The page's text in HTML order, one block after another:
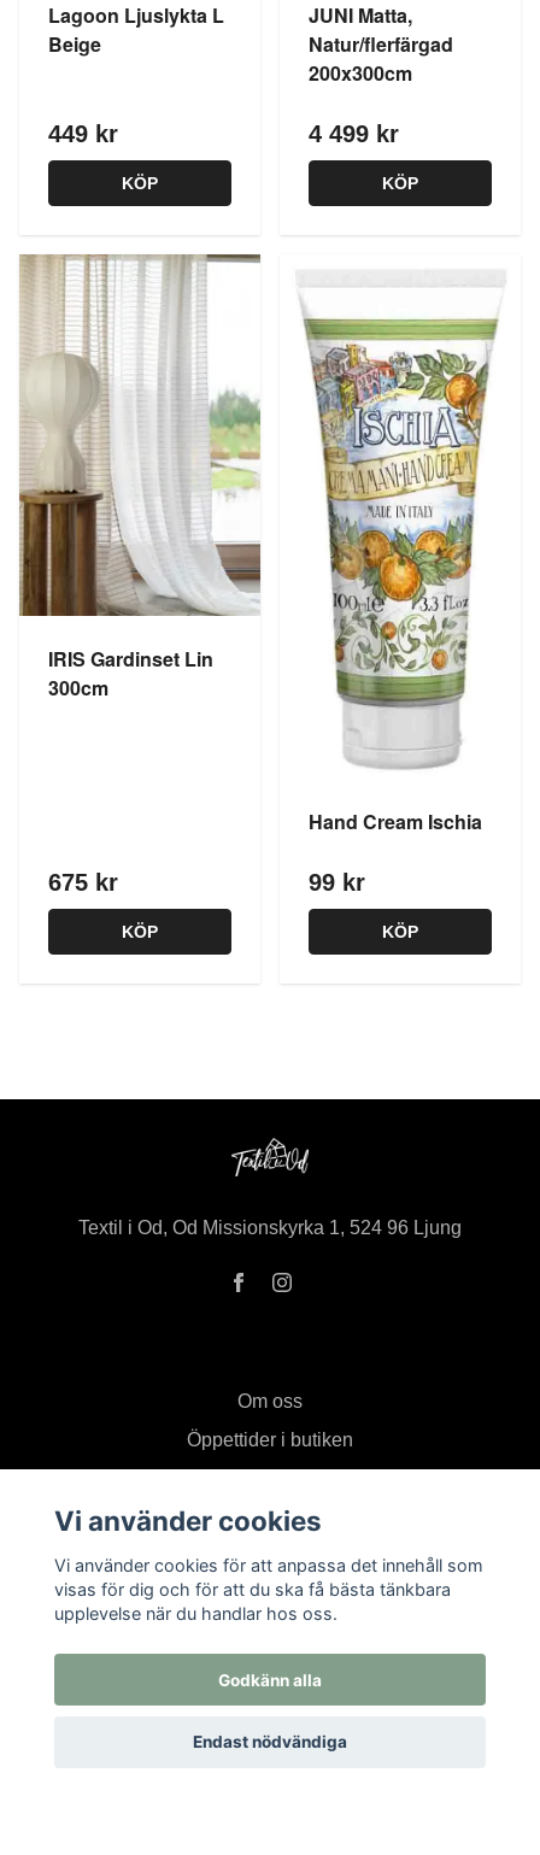
Lagoon Ljuslykta L
Beige
449 kr
KÖP
JUNI Matta,
Natur/flerfärgad
200x300cm
4 499 kr
KÖP
IRIS Gardinset Lin
300cm
675 kr
KÖP
Hand Cream Ischia
99 kr
KÖP
Textil i Od, Od Missionskyrka 1, 524 96 Ljung
Om oss
Öppettider i butiken
Köpvillkor
Returer
Vi använder cookies
Vi använder cookies för att anpassa det innehåll som
visas för dig och för att du ska få bästa tänkbara
upplevelse när du handlar hos oss.
Godkänn alla
Endast nödvändiga